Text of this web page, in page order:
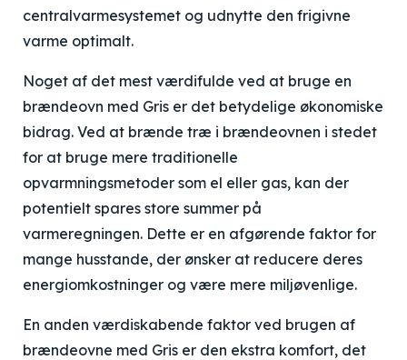
centralvarmesystemet og udnytte den frigivne
varme optimalt.
Noget af det mest værdifulde ved at bruge en
brændeovn med Gris er det betydelige økonomiske
bidrag. Ved at brænde træ i brændeovnen i stedet
for at bruge mere traditionelle
opvarmningsmetoder som el eller gas, kan der
potentielt spares store summer på
varmeregningen. Dette er en afgørende faktor for
mange husstande, der ønsker at reducere deres
energiomkostninger og være mere miljøvenlige.
En anden værdiskabende faktor ved brugen af
brændeovne med Gris er den ekstra komfort, det